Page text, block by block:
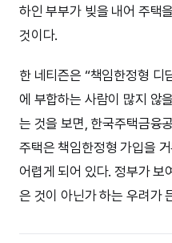
하인 부부가 빚을 내어 주택
것이다.
한 네티즌은 “책임한정형 디
에 부합하는 사람이 많지 않
는 것을 보면, 한국주택금융
주택은 책임한정형 가입을
어렵게 되어 있다. 정부가 보
은 것이 아닌가 하는 우려가